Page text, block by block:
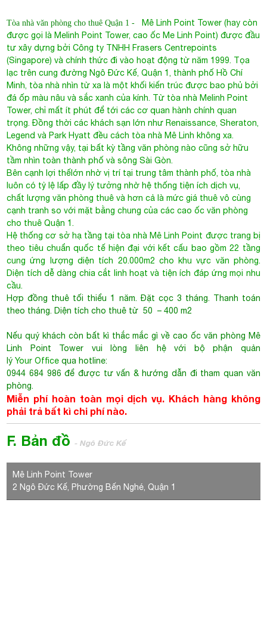
Legend và Park Hyatt đều cách tòa nhà Mê Linh không xa.
Không những vậy, tại bất kỳ tầng văn phòng nào cũng sở hữu
tầm nhìn toàn thành phố và sông Sài Gòn.
Bên cạnh lợi thếlớn nhờ vị trí tại trung tâm thành phố, tòa nhà
luôn có tỷ lệ lấp đầy lý tưởng nhờ hệ thống tiện ích dịch vụ,
chất lượng văn phòng thuê và hơn cả là mức giá thuê vô cùng
cạnh tranh so với mặt bằng chung của các cao ốc văn phòng
cho thuê Quận 1.
Hệ thống cơ sở hạ tầng tại tòa nhà Mê Linh Point được trang bị
theo tiêu chuẩn quốc tế hiện đại với kết cấu bao gồm 22 tầng
cung ứng lượng diện tích 20.000m2 cho khu vực văn phòng.
Diện tích dễ dàng chia cắt linh hoạt và tiện ích đáp ứng mọi nhu
cầu.
Hợp đồng thuê tối thiểu 1 năm. Đặt cọc 3 tháng. Thanh toán
theo tháng. Diện tích cho thuê từ 50 – 400 m2
Nếu quý khách còn bất kì thắc mắc gì về cao ốc văn phòng Mê
Linh Point Tower vui lòng liên hệ với bộ phận quản
lýYour Office qua hotline:
0944 684 986 để được tư vấn & hướng dẫn đi tham quan văn
phòng.
Miễn phí hoàn toàn mọi dịch vụ. Khách hàng không
phải trả bất kì chi phí nào.
F. Bản đồ - Ngô Đức Kế
Mê Linh Point Tower
2 Ngô Đức Kế, Phường Bến Nghé, Quận 1